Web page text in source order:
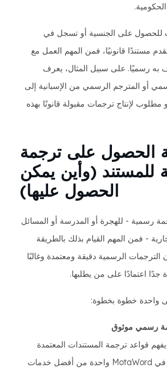
الحكومية.
للحصول على الجنسية أو تسجل في
مستندًا قانونيًا، فمن المهم العمل مع
به رسميًا. على سبيل المثال، يعرف
أو المترجم الرسمي من الإسبانية إلى
مطلوب لإنتاج ترجمات مقبولة قانونًا بهذه
الحصول على ترجمة
للمستند (وأين يمكن
الحصول عليها)
رسمية - للهجرة أو المدرسة أو المسائل
- فمن المهم القيام بذلك بالطريقة
الرسمية دقيقة ومعتمدة وغالبًا
جدًا اعتمادًا على من يطلبها.
واحدة خطوة بخطوة:
رسمي موثوق
قواعد ترجمة المستندات المعتمدة
والرسمية. نحن في MotaWord واحدة من أفضل خدمات